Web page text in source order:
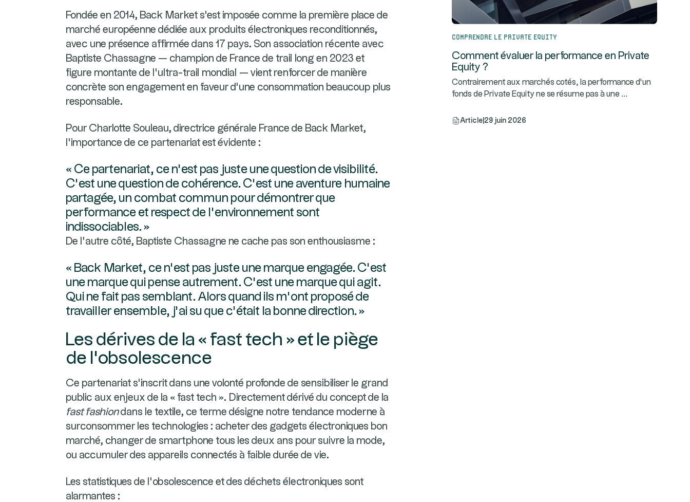
Fondée en 2014, Back Market s'est imposée comme la première place de
marché européenne dédiée aux produits électroniques reconditionnés,
avec une présence affirmée dans 17 pays. Son association récente avec
Baptiste Chassagne — champion de France de trail long en 2023 et
figure montante de l'ultra-trail mondial — vient renforcer de manière
concrète son engagement en faveur d'une consommation beaucoup plus
responsable.
Pour Charlotte Souleau, directrice générale France de Back Market,
l'importance de ce partenariat est évidente :
« Ce partenariat, ce n’est pas juste une question de visibilité.
C’est une question de cohérence. C’est une aventure humaine
partagée, un combat commun pour démontrer que
performance et respect de l’environnement sont
indissociables. »
De l’autre côté, Baptiste Chassagne ne cache pas son enthousiasme :
« Back Market, ce n’est pas juste une marque engagée. C’est
une marque qui pense autrement. C’est une marque qui agit.
Qui ne fait pas semblant. Alors quand ils m’ont proposé de
travailler ensemble, j’ai su que c’était la bonne direction. »
Les dérives de la « fast tech » et le piège
de l'obsolescence
Ce partenariat s'inscrit dans une volonté profonde de sensibiliser le grand
public aux enjeux de la « fast tech ». Directement dérivé du concept de la
fast fashiondans le textile, ce terme désigne notre tendance moderne à
surconsommer les technologies : acheter des gadgets électroniques bon
marché, changer de smartphone tous les deux ans pour suivre la mode,
ou accumuler des appareils connectés à faible durée de vie.
Les statistiques de l'obsolescence et des déchets électroniques sont
alarmantes :
Comprendre le Private Equity
Comment évaluer la performance en Private
Equity ?
Contrairement aux marchés cotés, la performance d’un
fonds de Private Equity ne se résume pas à une ...
Article 29 juin 2026